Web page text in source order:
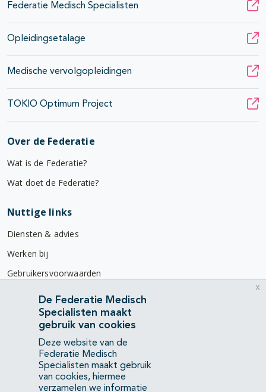
Federatie Medisch Specialisten
Opleidingsetalage
Medische vervolgopleidingen
TOKIO Optimum Project
Over de Federatie
Wat is de Federatie?
Wat doet de Federatie?
Nuttige links
Diensten & advies
Werken bij
Gebruikersvoorwaarden
Privacyverklaring
Contact
Mercatorlaan 1200
3528 BL Utrecht
(088) 505 34 34
De Federatie Medisch
Specialisten maakt
gebruik van cookies
Deze website van de
Federatie Medisch
Specialisten maakt gebruik
van cookies, hiermee
verzamelen we informatie
x